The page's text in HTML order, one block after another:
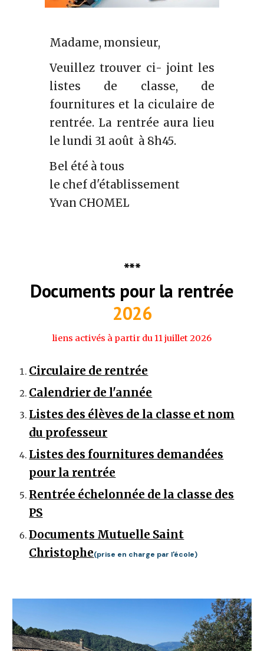
Madame, monsieur,
Veuillez trouver ci- joint les
listes de classe, de
fournitures et la ciculaire de
rentrée. La rentrée aura lieu
le lundi 31 août à 8h45.
Bel été à tous
le chef d'établissement
Yvan CHOMEL
***
Documents pour la rentrée
2026
liens activés à partir du 11 juillet 2026
Circulaire de rentrée
Calendrier de l'année
Listes des élèves de la classe et nom
du professeur
Listes des fournitures demandées
pour la rentrée
Rentrée échelonnée de la classe des
PS
Documents Mutuelle Saint
Christophe(prise en charge par l'école)